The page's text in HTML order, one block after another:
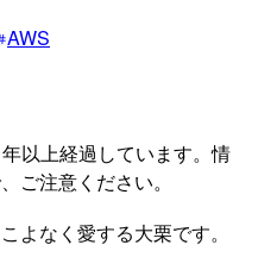
AWS
以上経過しています。情
ご注意ください。
よなく愛する大栗です。